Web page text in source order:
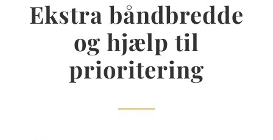
Ekstra båndbredde
og hjælp til
prioritering